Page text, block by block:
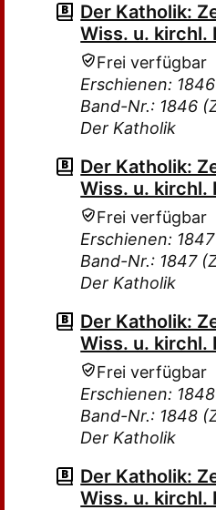
Der Katholik:
Wiss. u. kirchl.
Frei verfügbar
Erschienen: 1846
Band-Nr.: 1846
Der Katholik
Der Katholik:
Wiss. u. kirchl.
Frei verfügbar
Erschienen: 1847
Band-Nr.: 1847
Der Katholik
Der Katholik:
Wiss. u. kirchl.
Frei verfügbar
Erschienen: 1848
Band-Nr.: 1848
Der Katholik
Der Katholik:
Wiss. u. kirchl.